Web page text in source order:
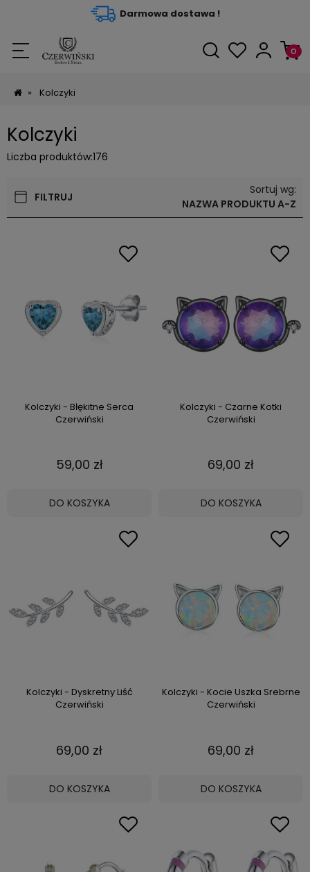
Darmowa dostawa !
» Kolczyki
Kolczyki
Liczba produktów:176
FILTRUJ
Sortuj wg:
NAZWA PRODUKTU A-Z
Kolczyki - Błękitne Serca
Czerwiński
59,00 zł
DO KOSZYKA
Kolczyki - Czarne Kotki
Czerwiński
69,00 zł
DO KOSZYKA
Kolczyki - Dyskretny Liść
Czerwiński
69,00 zł
DO KOSZYKA
Kolczyki - Kocie Uszka Srebrne
Czerwiński
69,00 zł
DO KOSZYKA